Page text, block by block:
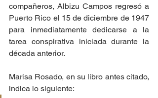
compañeros, Albizu Campos regresó a
Puerto Rico el 15 de diciembre de 1947
para inmediatamente dedicarse a la
tarea conspirativa iniciada durante la
década anterior.
Marisa Rosado, en su libro antes citado,
indica lo siguiente: